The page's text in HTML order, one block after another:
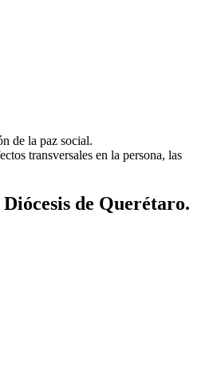
de la paz social.
transversales en la persona, las
de Querétaro.